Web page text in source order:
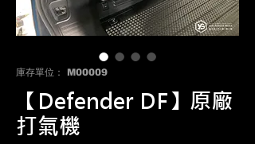
庫存單位： M00009
【Defender DF】原廠
打氣機